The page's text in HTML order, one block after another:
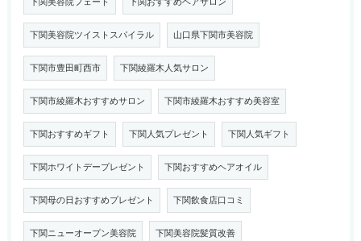
下関美容院ツイストスパイラル 山口県下関市美容院
下関市豊田町西市 下関綾羅木人気サロン
下関市綾羅木おすすめサロン 下関市綾羅木おすすめ美容室
下関おすすめギフト 下関人気プレゼント 下関人気ギフト
下関ホワイトデープレゼント 下関おすすめヘアオイル
下関母の日おすすめプレゼント 下関飲食店口コミ
下関ニューオープン美容院 下関美容院髪質改善